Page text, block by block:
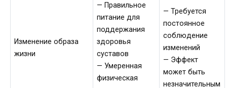
Изменение образа
жизни
— Правильное
питание для
поддержания
здоровья
суставов
— Умеренная
физическая
— Требуется
постоянное
соблюдение
изменений
— Эффект
может быть
незначительным